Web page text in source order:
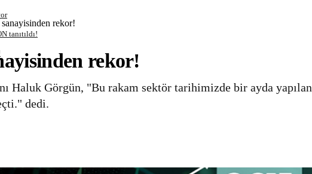
tanıtıldı!
sanayisinden rekor!
rekor!
Haluk Görgün, "Bu rakam sektör tarihimizde bir ayda yapılan
dedi.